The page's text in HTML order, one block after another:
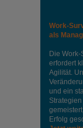
Work-
als
Die
erfordert
Agilität.
und ein
Erfolg